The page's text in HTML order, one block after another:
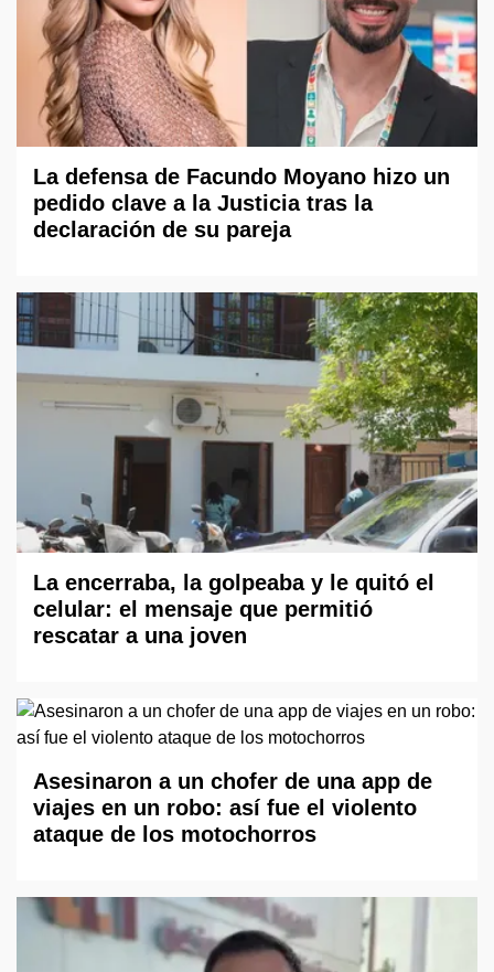
La defensa de Facundo Moyano hizo un
pedido clave a la Justicia tras la
declaración de su pareja
La encerraba, la golpeaba y le quitó el
celular: el mensaje que permitió
rescatar a una joven
Asesinaron a un chofer de una app de
viajes en un robo: así fue el violento
ataque de los motochorros